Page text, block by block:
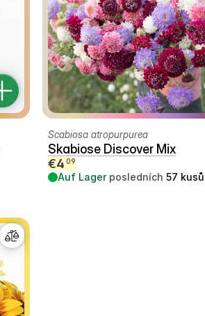
Scabiosa atropurpurea
Skabiose Discover Mix
€4 09
Auf Lager posledních 57 kusů